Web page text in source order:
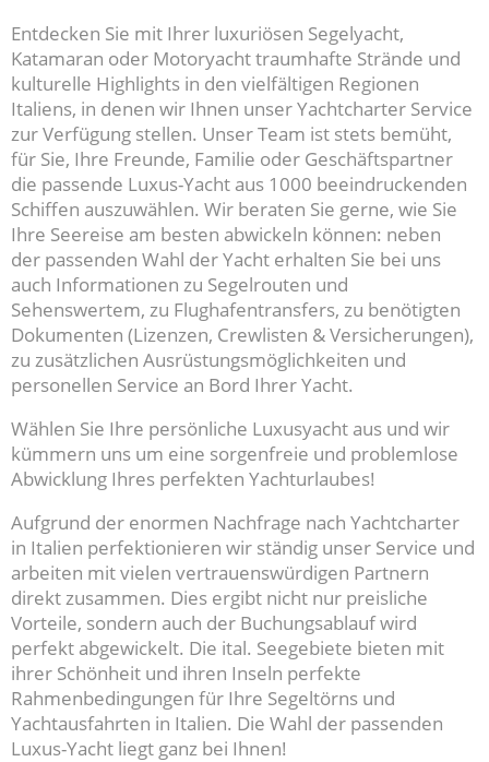
Entdecken Sie mit Ihrer luxuriösen Segelyacht,
Katamaran oder Motoryacht traumhafte Strände und
kulturelle Highlights in den vielfältigen Regionen
Italiens, in denen wir Ihnen unser Yachtcharter Service
zur Verfügung stellen. Unser Team ist stets bemüht,
für Sie, Ihre Freunde, Familie oder Geschäftspartner
die passende Luxus-Yacht aus 1000 beeindruckenden
Schiffen auszuwählen. Wir beraten Sie gerne, wie Sie
Ihre Seereise am besten abwickeln können: neben
der passenden Wahl der Yacht erhalten Sie bei uns
auch Informationen zu Segelrouten und
Sehenswertem, zu Flughafentransfers, zu benötigten
Dokumenten (Lizenzen, Crewlisten & Versicherungen),
zu zusätzlichen Ausrüstungsmöglichkeiten und
personellen Service an Bord Ihrer Yacht.
Wählen Sie Ihre persönliche Luxusyacht aus und wir
kümmern uns um eine sorgenfreie und problemlose
Abwicklung Ihres perfekten Yachturlaubes!
Aufgrund der enormen Nachfrage nach Yachtcharter
in Italien perfektionieren wir ständig unser Service und
arbeiten mit vielen vertrauenswürdigen Partnern
direkt zusammen. Dies ergibt nicht nur preisliche
Vorteile, sondern auch der Buchungsablauf wird
perfekt abgewickelt. Die ital. Seegebiete bieten mit
ihrer Schönheit und ihren Inseln perfekte
Rahmenbedingungen für Ihre Segeltörns und
Yachtausfahrten in Italien. Die Wahl der passenden
Luxus-Yacht liegt ganz bei Ihnen!